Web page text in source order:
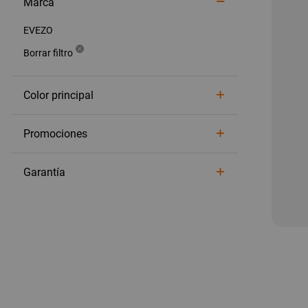
EVEZO
Color principal
Promociones
Garantía